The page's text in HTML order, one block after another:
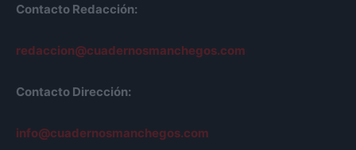
Contacto Redacción:
redaccion@cuadernosmanchegos.com
Contacto Dirección:
info@cuadernosmanchegos.com